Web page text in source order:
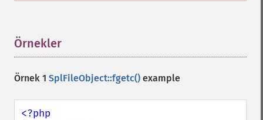
Örnekler
Örnek 1 SplFileObject::fgetc() example
<?php